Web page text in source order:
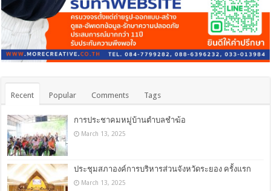
Recent Popular Comments Tags
การประชาคมหมู่บ้านตำบลชำฆ้อ
March 13, 2025
ประชุมสภาองค์การบริหารส่วนจังหวัดระยอง ครั้งแรก
March 13, 2025